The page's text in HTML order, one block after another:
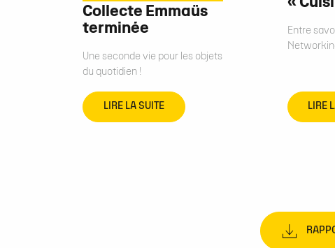
Collecte Emmaüs
terminée
Une seconde vie pour les objets
du quotidien !
LIRE LA SUITE
«
Entre
LIRE